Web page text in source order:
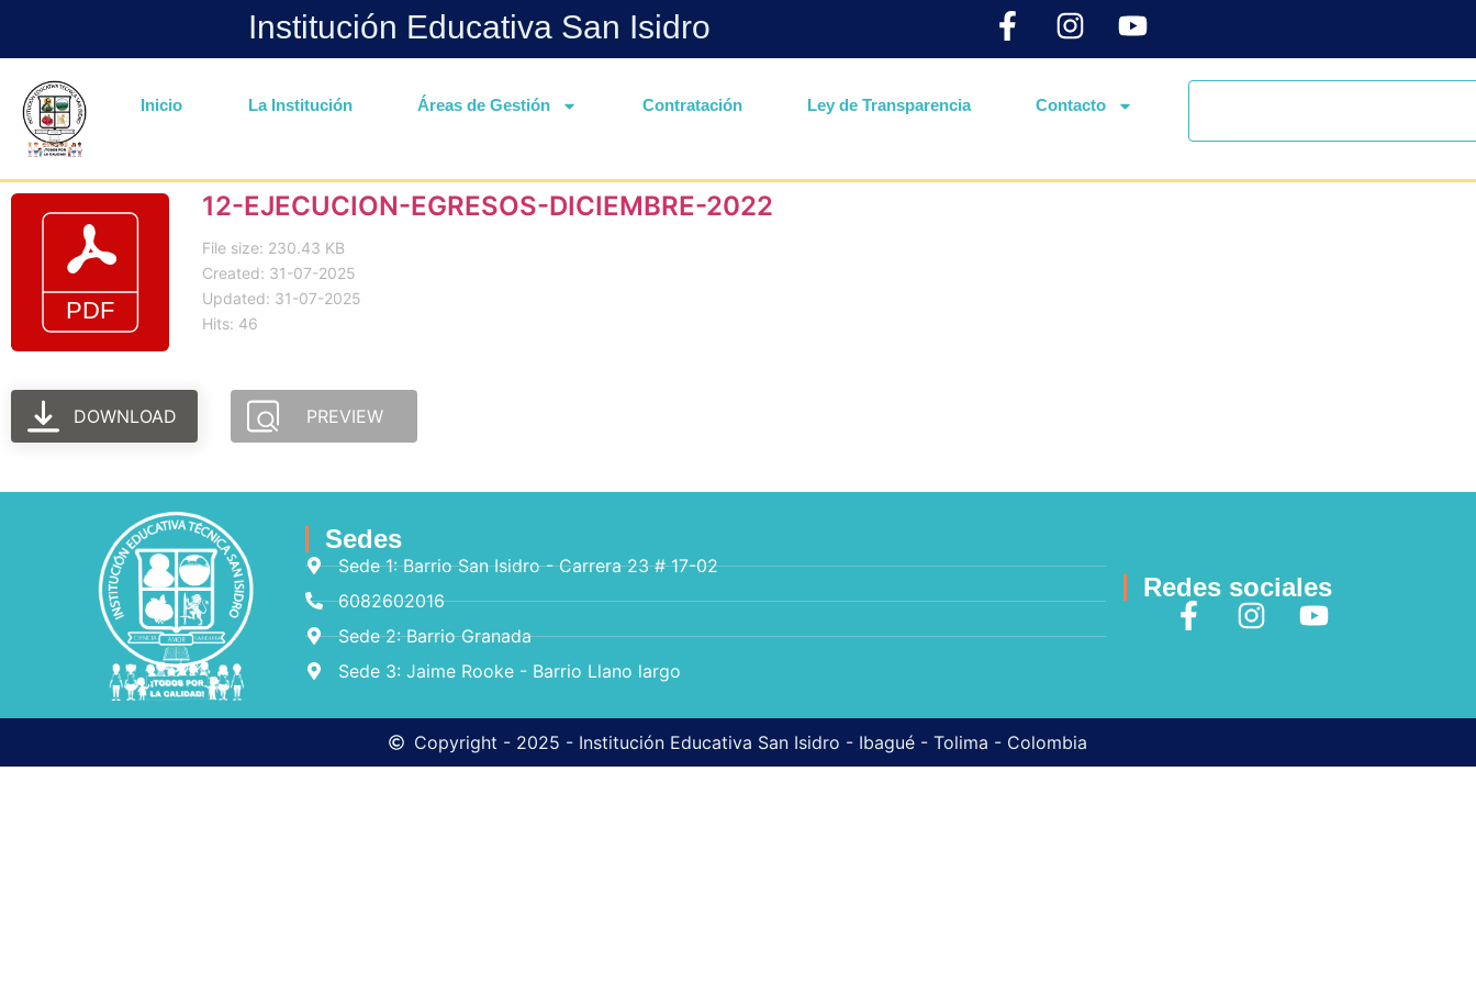
Institución Educativa San Isidro
Inicio La Institución Áreas de Gestión Contratación Ley de Transparencia Contacto
12-EJECUCION-EGRESOS-DICIEMBRE-2022
File size: 230.43 KB
Created: 31-07-2025
Updated: 31-07-2025
Hits: 46
DOWNLOAD PREVIEW
Sedes
Sede 1: Barrio San Isidro - Carrera 23 # 17-02
6082602016
Sede 2: Barrio Granada
Sede 3: Jaime Rooke - Barrio Llano largo
Redes sociales
Copyright - 2025 - Institución Educativa San Isidro - Ibagué - Tolima - Colombia